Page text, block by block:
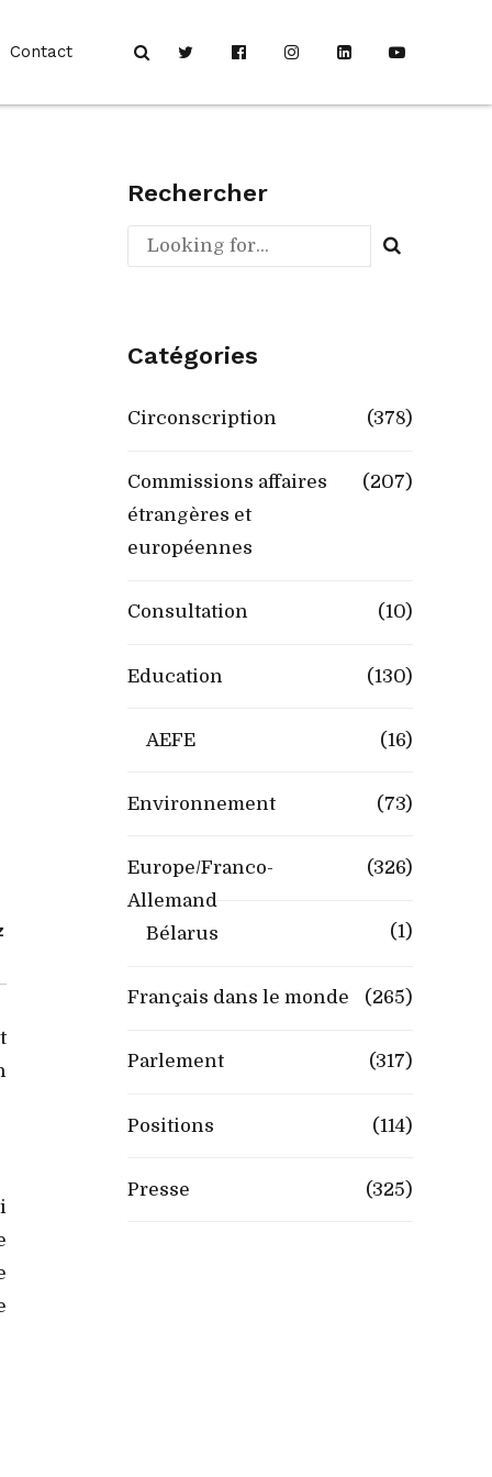
Contact
Rechercher
Catégories
Circonscription (378)
Commissions affaires
étrangères et
européennes
(207)
Consultation (10)
Education (130)
AEFE (16)
Environnement (73)
Europe/Franco-
Allemand
(326)
Bélarus (1)
Français dans le monde (265)
Parlement (317)
Positions (114)
Presse (325)